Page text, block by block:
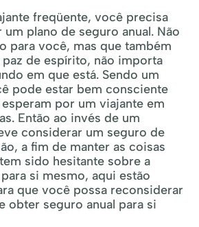
freqüente, você precisa
plano de seguro anual. Não
para você, mas que também
de espírito, não importa
em que está. Sendo um
pode estar bem consciente
por um viajante em
Então ao invés de um
considerar um seguro de
a fim de manter as coisas
sido hesitante sobre a
si mesmo, aqui estão
que você possa reconsiderar
obter seguro anual para si